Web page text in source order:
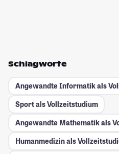
Schlagworte
Angewandte Informatik als
Sport als Vollzeitstudium
Angewandte Mathematik als
Humanmedizin als